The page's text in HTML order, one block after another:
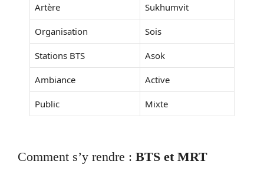
Artère Sukhumvit
Organisation Sois
Stations BTS Asok
Ambiance Active
Public Mixte
Comment s’y rendre : BTS et MRT